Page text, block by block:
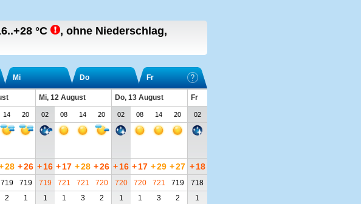
°C , ohne Niederschlag,
Mi Do Fr
Mi, 12 August Do, 13 August
Fr
14 20 02 08 14 20 02 08 14 20 02
28 +26 +16 +17 +28 +26 +16 +17 +29 +27 + 18
719 719 719 721 721 720 720 720 721 719
718
2 1 1 1 3 2 1 1 3 2
1